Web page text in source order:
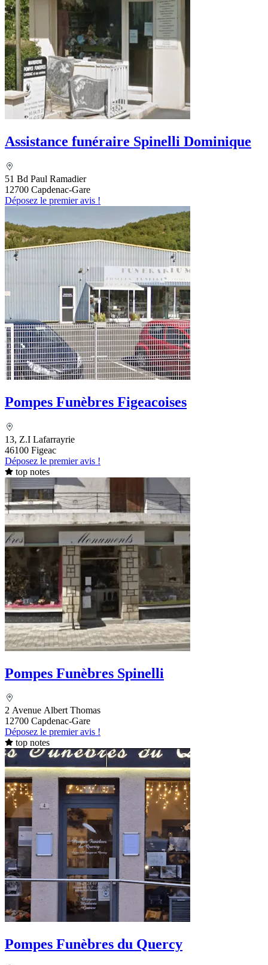
Assistance funéraire Spinelli Dominique
51 Bd Paul Ramadier
12700 Capdenac-Gare
Déposez le premier avis !
Pompes Funèbres Figeacoises
13, Z.I Lafarrayrie
46100 Figeac
Déposez le premier avis !
top notes
Pompes Funèbres Spinelli
2 Avenue Albert Thomas
12700 Capdenac-Gare
Déposez le premier avis !
top notes
Pompes Funèbres du Quercy